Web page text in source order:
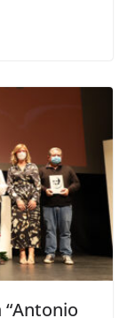
“Antonio